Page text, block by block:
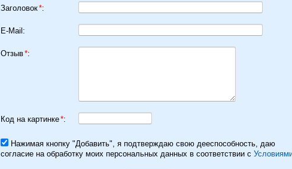
Заголовок*:
E-Mail:
Отзыв*:
Код на картинке*:
Нажимая кнопку "Добавить", я подтверждаю свою дееспособность, даю
согласие на обработку моих персональных данных в соответствии с